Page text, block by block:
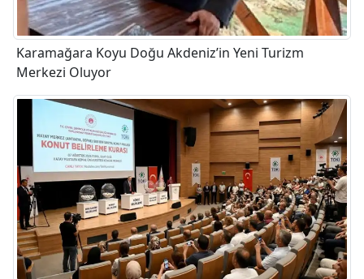
Karamağara Koyu Doğu Akdeniz’in Yeni Turizm
Merkezi Oluyor